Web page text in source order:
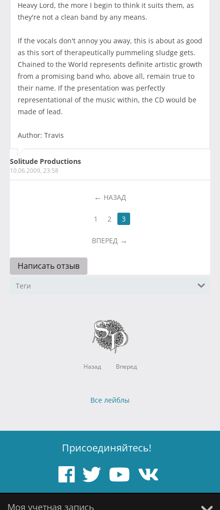
Heavy Lord, the more I begin to think it suits them, as
they're not a clean band by any means.
If the vocals don't annoy you away, this is about as good
as this sort of therapeutically pummeling sludge gets.
Chained to the World represents definite artistic growth
from a promising band who, above all, remain true to
their name. If the presentation was perfectly
representational of the music within, the CD would be
made of lead.
Author: Travis
Solitude Productions
10.06.2009, 23:58
НАЗАД
1 2 3
ВПЕРЕД
Написать отзыв
Теги
Назад Вперед
Все лейблы
Присоединяйтесь!
Моя учетная запись